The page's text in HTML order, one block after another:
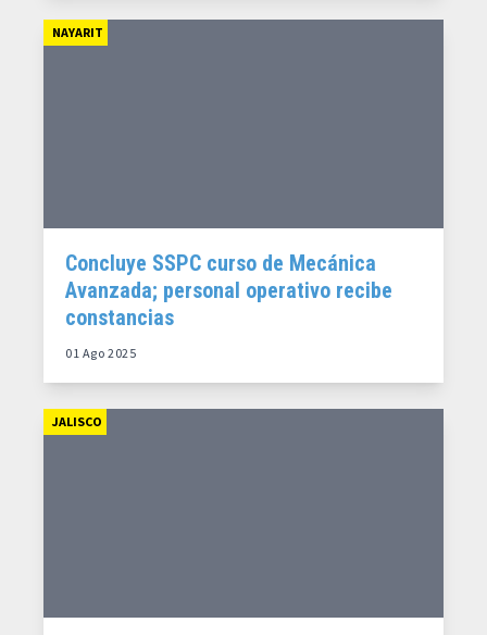
NAYARIT
Concluye SSPC curso de Mecánica
Avanzada; personal operativo recibe
constancias
01 Ago 2025
JALISCO